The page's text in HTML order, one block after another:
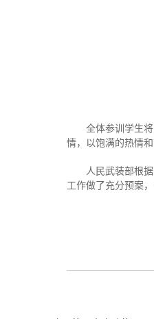
全体参训学生
情，以饱满的热情
人民武装部根
工作做了充分预案